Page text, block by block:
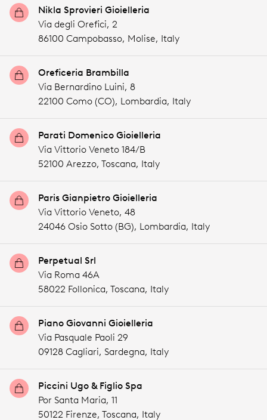
Nikla Sprovieri Gioielleria
Via degli Orefici, 2
86100 Campobasso, Molise, Italy
Oreficeria Brambilla
Via Bernardino Luini, 8
22100 Como (CO), Lombardia, Italy
Parati Domenico Gioielleria
Via Vittorio Veneto 184/B
52100 Arezzo, Toscana, Italy
Paris Gianpietro Gioielleria
Via Vittorio Veneto, 48
24046 Osio Sotto (BG), Lombardia, Italy
Perpetual Srl
Via Roma 46A
58022 Follonica, Toscana, Italy
Piano Giovanni Gioielleria
Via Pasquale Paoli 29
09128 Cagliari, Sardegna, Italy
Piccini Ugo & Figlio Spa
Por Santa Maria, 11
50122 Firenze, Toscana, Italy